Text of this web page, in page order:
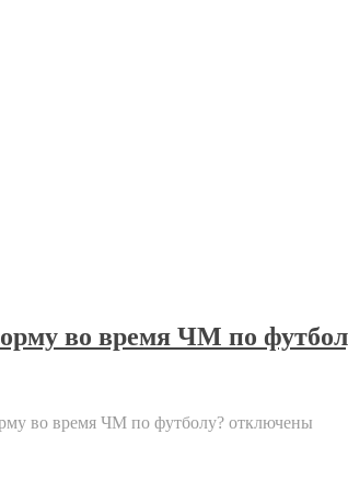
во время ЧМ по
во время ЧМ по футболу? отключены